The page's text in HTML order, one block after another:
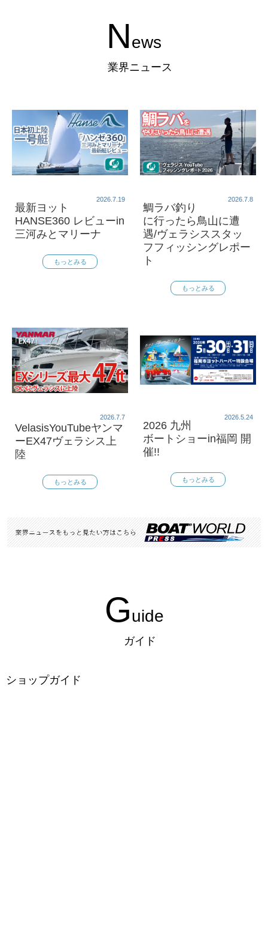
News
業界ニュース
2026.7.19
最新ヨット
HANSE360 レビューin
三河みとマリーナ
もっとみる
2026.7.8
鯛ラバ釣り
に行ったら鳥山に遭
遇/ヴェラシススタッ
フフィッシングレポー
ト
もっとみる
2026.7.7
VelasisYouTubeヤンマ
ーEX47ヴェラシス上
陸
もっとみる
2026.5.24
2026 九州
ボートショーin福岡 開
催!!
もっとみる
Guide
ガイド
ショップガイド